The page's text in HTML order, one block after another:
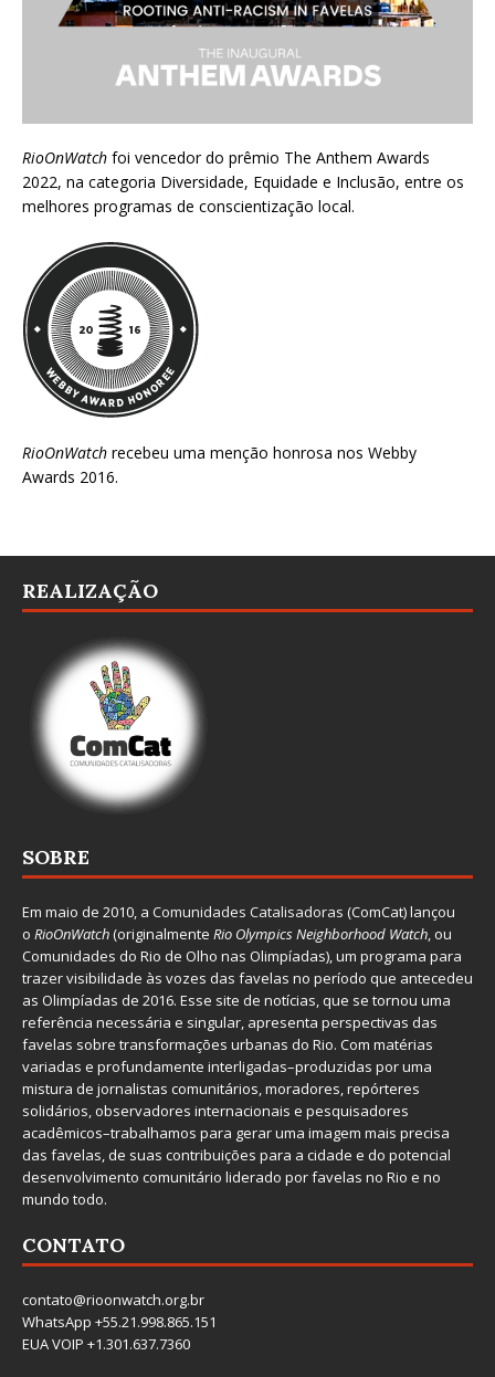
RioOnWatch foi vencedor do prêmio The Anthem Awards
2022, na categoria Diversidade, Equidade e Inclusão, entre os
melhores programas de conscientização local.
RioOnWatch recebeu uma menção honrosa nos Webby
Awards 2016.
REALIZAÇÃO
SOBRE
Em maio de 2010, a Comunidades Catalisadoras (ComCat) lançou
o RioOnWatch(originalmente Rio Olympics Neighborhood Watch, ou
Comunidades do Rio de Olho nas Olimpíadas), um programa para
trazer visibilidade às vozes das favelas no período que antecedeu
as Olimpíadas de 2016. Esse site de notícias, que se tornou uma
referência necessária e singular, apresenta perspectivas das
favelas sobre transformações urbanas do Rio. Com matérias
variadas e profundamente interligadas–produzidas por uma
mistura de jornalistas comunitários, moradores, repórteres
solidários, observadores internacionais e pesquisadores
acadêmicos–trabalhamos para gerar uma imagem mais precisa
das favelas, de suas contribuições para a cidade e do potencial
desenvolvimento comunitário liderado por favelas no Rio e no
mundo todo.
CONTATO
contato@rioonwatch.org.br
WhatsApp +55.21.998.865.151
EUA VOIP +1.301.637.7360